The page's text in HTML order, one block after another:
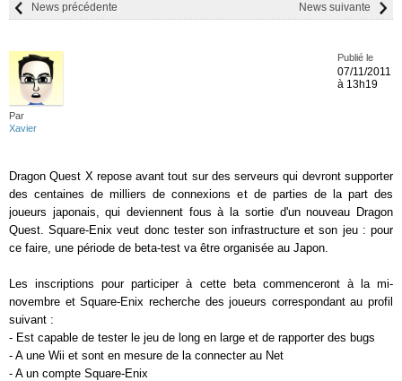
News suivante
News précédente
Par
Xavier
Publié le
07/11/2011
à 13h19
Dragon Quest X repose avant tout sur des serveurs qui devront supporter
des centaines de milliers de connexions et de parties de la part des
joueurs japonais, qui deviennent fous à la sortie d'un nouveau Dragon
Quest. Square-Enix veut donc tester son infrastructure et son jeu : pour
ce faire, une période de beta-test va être organisée au Japon.
Les inscriptions pour participer à cette beta commenceront à la mi-
novembre et Square-Enix recherche des joueurs correspondant au profil
suivant :
- Est capable de tester le jeu de long en large et de rapporter des bugs
- A une Wii et sont en mesure de la connecter au Net
- A un compte Square-Enix